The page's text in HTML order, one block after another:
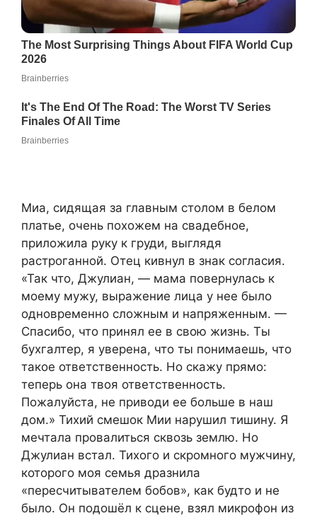
Миа, сидящая за главным столом в белом
платье, очень похожем на свадебное,
приложила руку к груди, выглядя
растроганной. Отец кивнул в знак согласия.
«Так что, Джулиан, — мама повернулась к
моему мужу, выражение лица у нее было
одновременно сложным и напряженным. —
Спасибо, что принял ее в свою жизнь. Ты
бухгалтер, я уверена, что ты понимаешь, что
такое ответственность. Но скажу прямо:
теперь она твоя ответственность.
Пожалуйста, не приводи ее больше в наш
дом.» Тихий смешок Мии нарушил тишину. Я
мечтала провалиться сквозь землю. Но
Джулиан встал. Тихого и скромного мужчину,
которого моя семья дразнила
«пересчитывателем бобов», как будто и не
было. Он подошёл к сцене, взял микрофон из